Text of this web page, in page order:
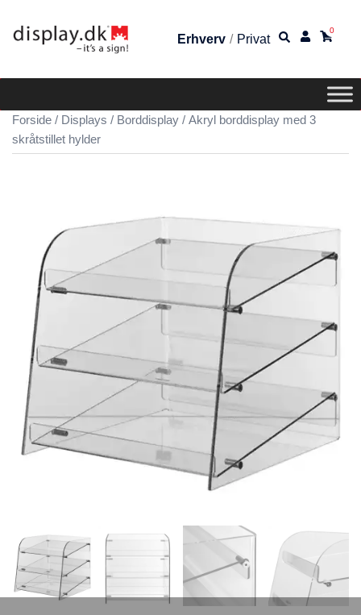
Erhverv / Privat
0
Forside / Displays / Borddisplay / Akryl borddisplay med 3
skråtstillet hylder